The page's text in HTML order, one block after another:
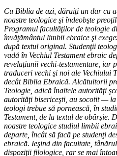
Cu Biblia de azi, dăruiţi un dar cu
noastre teologice şi îndeobşte
Programul facultăţilor de teologie
învăţământul limbii ebraice şi
după textul original. Studenţii
vadă în Vechiul Testament ebraic
revelaţiunii vechi-testamentare, iar
traduceri vechi şi noi ale Vechiului
decât Biblia Ebraică. Alcătuitorii
Teologie, adică înaltele autorităţi
autorităţi bisericeşti, au socotit —
teologi trebue să pornească, în
Testament, de la textul de obârşie.
noastre teologice studiul limbii
departe, încât să facă pe studenţi
ebraică. Ieşind din facultate,
dispoziţii filologice, rar se mai